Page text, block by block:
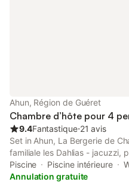
Ahun, Région de Guéret
Chambre d’hôte pour 4
9.4Fantastique⋅21 avis
Set in Ahun, La Bergerie de
familiale les Dahlias - jacuzzi,
km from National Golf. This
free private parking and free
Piscine Piscine intérieure
Annulation gratuite